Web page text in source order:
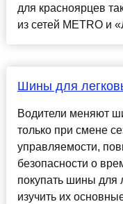
для красноярцев
из сетей METRO и
Шины для
Водители меняют
только при смене
управляемости,
безопасности о
покупать шины для
изучить их